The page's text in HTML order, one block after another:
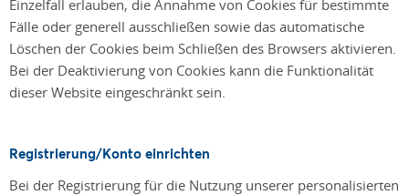
Einzelfall erlauben, die Annahme von Cookies für bestimmte
Fälle oder generell ausschließen sowie das automatische
Löschen der Cookies beim Schließen des Browsers aktivieren.
Bei der Deaktivierung von Cookies kann die Funktionalität
dieser Website eingeschränkt sein.
Registrierung/Konto einrichten
Bei der Registrierung für die Nutzung unserer personalisierten